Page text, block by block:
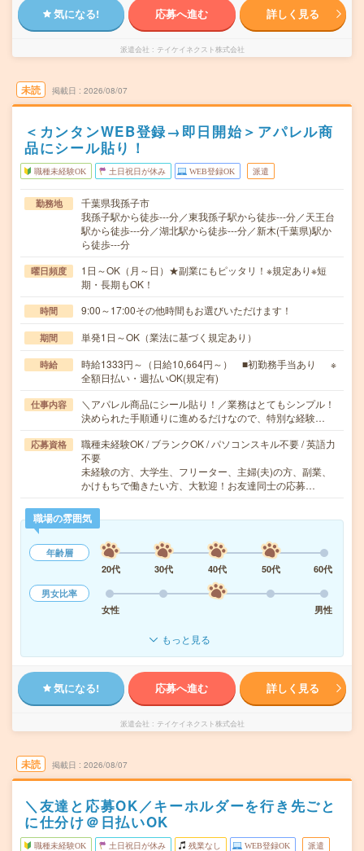
気になる! 応募へ進む 詳しく見る
派遣会社 テイケイネクスト株式会社
未読 掲載日 2026/08/07
＜カンタンWEB登録→即日開始＞アパレル商
品にシール貼り！
職種未経験OK 土日祝日が休み WEB登録OK 派遣
勤務地
千葉県我孫子市
我孫子駅から徒歩---分／東我孫子駅から徒歩---分／天王台
駅から徒歩---分／湖北駅から徒歩---分／新木(千葉県)駅か
ら徒歩---分
曜日頻度
1日～OK（月～日）★副業にもピッタリ！※規定あり※短
期・長期もOK！
時間 9:00～17:00その他時間もお選びいただけます！
期間 単発1日～OK（業法に基づく規定あり）
時給
時給1333円～（日給10,664円～） ■初勤務手当あり ※
全額日払い・週払いOK(規定有)
仕事内容
＼アパレル商品にシール貼り！／業務はとてもシンプル！
決められた手順通りに進めるだけなので、特別な経験…
応募資格
職種未経験OK / ブランクOK / パソコンスキル不要 / 英語力
不要
未経験の方、大学生、フリーター、主婦(夫)の方、副業、
かけもちで働きたい方、大歓迎！お友達同士の応募…
職場の雰囲気
年齢層
20代
30代 40代 50代
60代
男女比率
女性
男性
もっと見る
気になる! 応募へ進む 詳しく見る
派遣会社 テイケイネクスト株式会社
未読 掲載日 2026/08/07
＼友達と応募OK／キーホルダーを行き先ごと
に仕分け＠日払いOK
職種未経験OK 土日祝日が休み 残業なし WEB登録OK 派遣